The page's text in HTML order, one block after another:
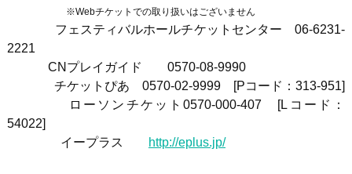
※Webチケットでの取り扱いはございません
フェスティバルホールチケットセンター
06-6231-
2221
CN プレイガイド 0570-08-9990
チケットぴあ 0570-02-9999 [Pコード： 313-951]
ロ ーソンチケット0570-000-407 [L コード：
54022]
イープラス
http://eplus.jp/